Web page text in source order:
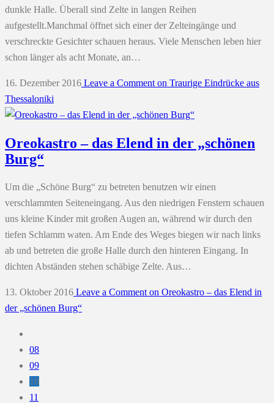
dunkle Halle. Überall sind Zelte in langen Reihen
aufgestellt.Manchmal öffnet sich einer der Zelteingänge und
verschreckte Gesichter schauen heraus. Viele Menschen leben hier
schon länger als acht Monate, an…
16. Dezember 2016 Leave a Comment on Traurige Eindrücke aus
Thessaloniki
Oreokastro – das Elend in der „schönen
Burg“
Um die „Schöne Burg“ zu betreten benutzen wir einen
verschlammten Seiteneingang. Aus den niedrigen Fenstern schauen
uns kleine Kinder mit großen Augen an, während wir durch den
tiefen Schlamm waten. Am Ende des Weges biegen wir nach links
ab und betreten die große Halle durch den hinteren Eingang. In
dichten Abständen stehen schäbige Zelte. Aus…
13. Oktober 2016 Leave a Comment on Oreokastro – das Elend in
der „schönen Burg“
08
09
10
11